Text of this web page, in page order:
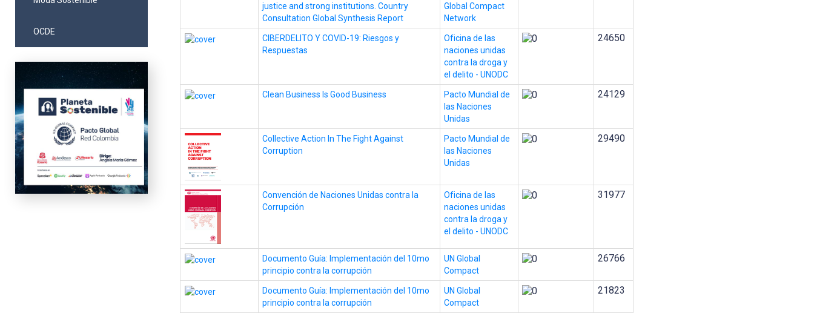
OCDE
justice and strong institutions. Country
Consultation Global Synthesis Report
Global Compact
Network
CIBERDELITO Y COVID-19: Riesgos y
Respuestas
Oficina de las
naciones unidas
contra la droga y
el delito - UNODC
24650
Clean Business Is Good Business
Pacto Mundial de
las Naciones
Unidas
24129
Collective Action In The Fight Against
Corruption
Pacto Mundial de
las Naciones
Unidas
29490
Convención de Naciones Unidas contra la
Corrupción
Oficina de las
naciones unidas
contra la droga y
el delito - UNODC
31977
Documento Guía: Implementación del 10mo
principio contra la corrupción
UN Global
Compact
26766
Documento Guía: Implementación del 10mo
principio contra la corrupción
UN Global
Compact
21823